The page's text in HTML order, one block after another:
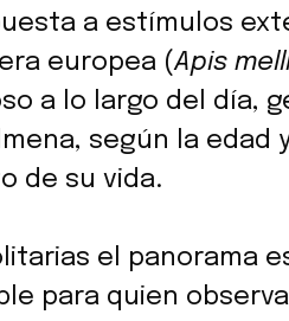
a estímulos
europea (Apis
a lo largo del día,
según la edad
de su vida.
el panorama
para quien